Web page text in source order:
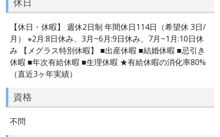
【休日・休暇】 週休2日制 年間休日114日（希望休 3日/
月） ※2月:8日休み、3月~6月:9日休み、7月~1月:10日休
み 【メグラス特別休暇】 ■出産休暇 ■結婚休暇 ■忌引き
休暇 ■年次有給休暇 ■生理休暇 ★有給休暇の消化率80%
（直近3ヶ年実績）
資格
不問